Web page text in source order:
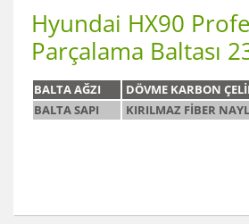
Hyundai HX90
Parçalama Baltası
BALTA AĞZI
DÖVME KARBON
BALTA SAPI
KIRILMAZ FİBER